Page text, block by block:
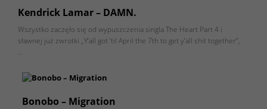
Kendrick Lamar – DAMN.
Wszystko zaczęło się od wypuszczenia singla The Heart Part 4 i
sławnej już zwrotki „Y’all got ’til April the 7th to get y’all shit together”,
…
Bonobo – Migration